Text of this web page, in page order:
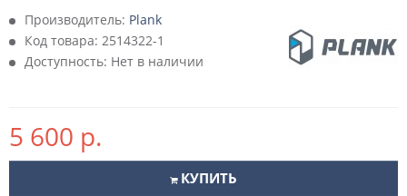
Производитель: Plank
Код товара: 2514322-1
Доступность: Нет в наличии
5 600 р.
КУПИТЬ